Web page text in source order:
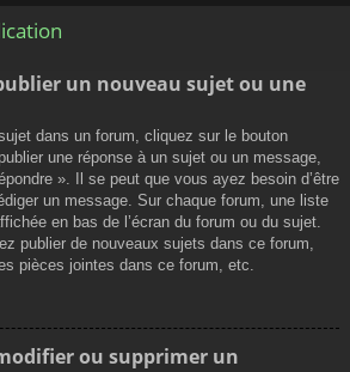
un nouveau sujet ou une
dans un forum, cliquez sur le bouton
une réponse à un sujet ou un message,
». Il se peut que vous ayez besoin d’être
un message. Sur chaque forum, une liste
en bas de l’écran du forum ou du sujet.
publier de nouveaux sujets dans ce forum,
pièces jointes dans ce forum, etc.
ou supprimer un